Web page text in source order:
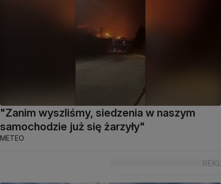
"Zanim wyszliśmy, siedzenia w naszym
samochodzie już się żarzyły"
METEO